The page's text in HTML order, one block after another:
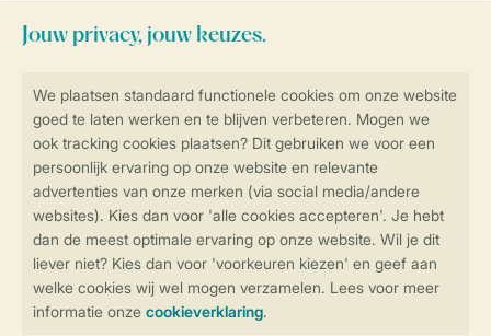
Veilig en snel online boeken
Veilige gegevensoverdracht
Veilige betaling
Blijf op de hoogte